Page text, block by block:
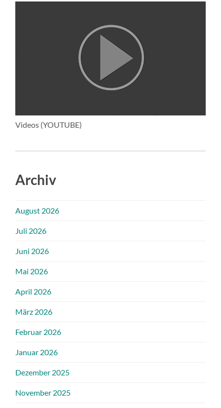
Videos (YOUTUBE)
Archiv
August 2026
Juli 2026
Juni 2026
Mai 2026
April 2026
März 2026
Februar 2026
Januar 2026
Dezember 2025
November 2025